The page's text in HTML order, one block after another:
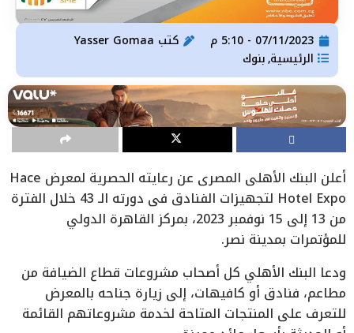
07/11/2023 - 5:10 م كتب
الرئيسية, بنوك
أعلن البنك الأهلي المصري عن رعايته الحصرية لمعرض Hace
Hotel Expo لتجهيزات الفنادق في دورته الـ 43 خلال الفترة
من 13 إلي 15 نوفمبر 2023، بمركز القاهرة الدولي
للمؤتمرات بمدينة نصر.
ودعا البنك الأهلي كل أصحاب مشروعات قطاع الضيافة من
مطاعم، فنادق أو كافيهات، إلى زيارة جناحه بالمعرض
للتعرف على المنتجات المتاحة لخدمة مشروعاتهم القائمة